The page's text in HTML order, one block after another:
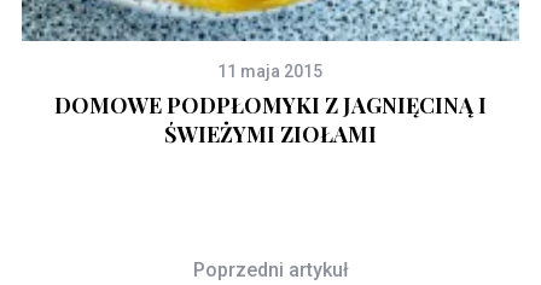
11 maja 2015
DOMOWE PODPŁOMYKI Z JAGNIĘCINĄ I
ŚWIEŻYMI ZIOŁAMI
Poprzedni artykuł